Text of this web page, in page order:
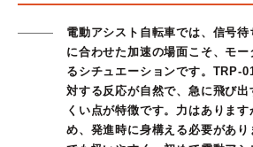
電動アシスト自転車では、信号
に合わせた加速の場面こそ、モ
るシチュエーションです。TRP-
対する反応が自然で、急に飛び
くい点が特徴です。力はありま
め、発進時に身構える必要があ